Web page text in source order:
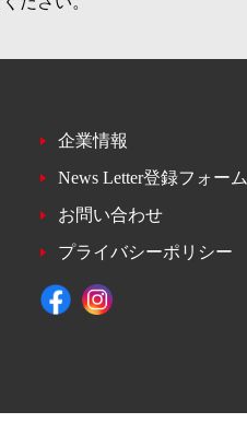
企業情報
News Letter登録フォーム
お問い合わせ
プライバシーポリシー